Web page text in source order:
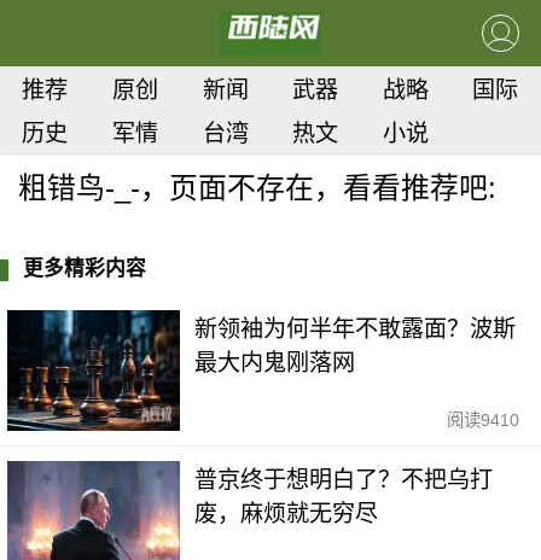
推荐 原创 新闻 武器 战略
国际
历史
军情 台湾 热文 小说
粗错鸟-_-，页面不存在，看看推荐吧:
更多精彩内容
新领袖为何半年不敢露面？波斯
最大内鬼刚落网
阅读9410
普京终于想明白了？不把乌打
废，麻烦就无穷尽